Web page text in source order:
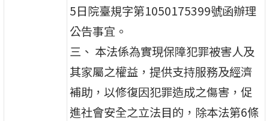
5日院臺規字第1050175399號函辦理
公告事宜。
三、 本法係為實現保障犯罪被害人及
其家屬之權益，提供支持服務及經濟
補助，以修復因犯罪造成之傷害，促
進社會安全之立法目的，除本法第6條